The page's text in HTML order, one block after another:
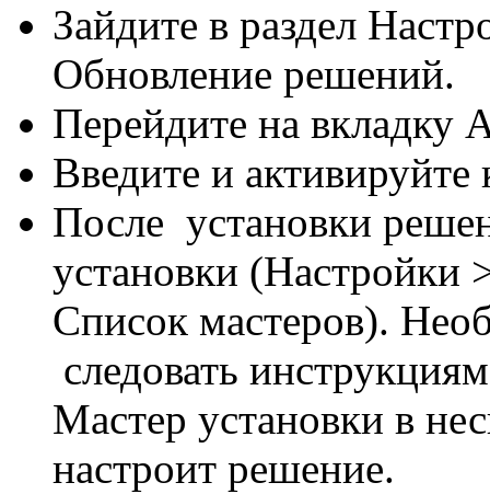
Зайдите в раздел
Обновление решений.
Перейдите на вкладку
Введите и активируйте
После установки
установки (Настройки
Список мастеров).
следовать
Мастер установки в
настроит решение.